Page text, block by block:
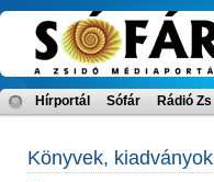
Hírportál Sófár Rádió Zs
Könyvek, kiadványok